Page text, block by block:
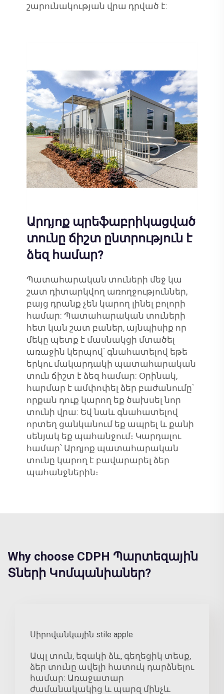
շարունակության վրա դրված է:
Արդյոք պրեֆաբրիկացված
տունը ճիշտ ընտրություն է
ձեզ համար?
Պատահարական տուների մեջ կա
շատ դիտարկվող առողջություններ,
բայց դրանք չեն կարող լինել բոլորի
համար: Պատահարական տուների
հետ կան շատ բաներ, այնպիսիք որ
մեկը պետք է մասնակցի մտածել
առաջին կերպով՝ գնահատելով եթե
երկու մակարդակի պատահարական
տուն ճիշտ է ձեզ համար: Օրինակ,
հարմար է ամփոփել ձեր բաժանումը՝
որքան դուք կարող եք ծախսել նոր
տունի վրա: Եվ նաև գնահատելով
որտեղ ցանկանում եք ապրել և քանի
սենյակ եք պահանջում։ Կարդալու
համար՝ Արդյոք պատահարական
տունը կարող է բավարարել ձեր
պահանջներին։
Why choose CDPH Պարտեզային
Տների Կոմպանիաներ?
Սիրովանկային stile apple
Ապլ տուն, եզակի ձև, գեղեցիկ տեսք,
ձեր տունը ավելի հատուկ դարձնելու
համար: Առաջատար
ժամանակակից և պարզ մինչև